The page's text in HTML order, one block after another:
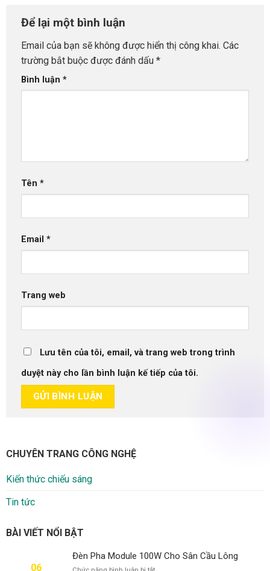
Để lại một bình luận
Email của bạn sẽ không được hiển thị công khai. Các
trường bắt buộc được đánh dấu *
Bình luận *
Tên *
Email *
Trang web
Lưu tên của tôi, email, và trang web trong trình
duyệt này cho lần bình luận kế tiếp của tôi.
CHUYÊN TRANG CÔNG NGHỆ
Kiến thức chiếu sáng
Tin tức
BÀI VIẾT NỔI BẬT
06
Đèn Pha Module 100W Cho Sân Cầu Lông